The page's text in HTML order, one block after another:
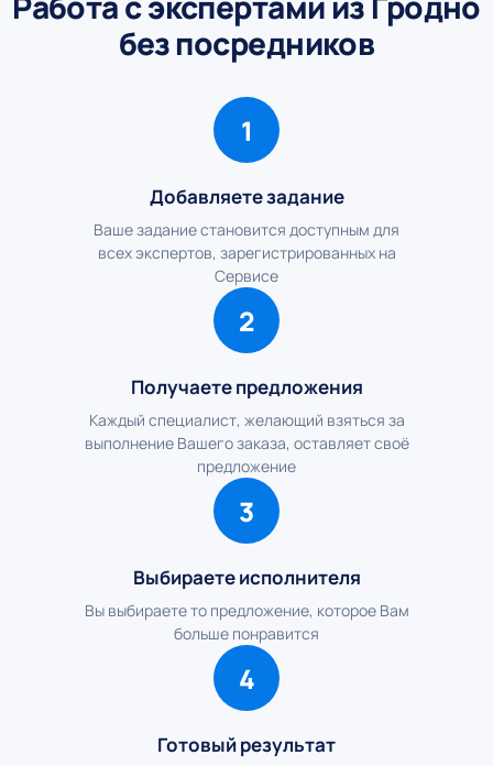
без посредников
1
Добавляете задание
Ваше задание становится доступным для
всех экспертов, зарегистрированных на
Сервисе
2
Получаете предложения
Каждый специалист, желающий взяться за
выполнение Вашего заказа, оставляет своё
предложение
3
Выбираете исполнителя
Вы выбираете то предложение, которое Вам
больше понравится
4
Готовый результат